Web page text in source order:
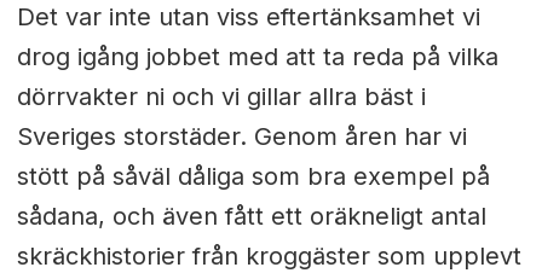
Det var inte utan viss eftertänksamhet vi
drog igång jobbet med att ta reda på vilka
dörrvakter ni och vi gillar allra bäst i
Sveriges storstäder. Genom åren har vi
stött på såväl dåliga som bra exempel på
sådana, och även fått ett oräkneligt antal
skräckhistorier från kroggäster som upplevt